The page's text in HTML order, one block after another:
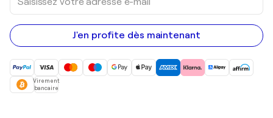
votre
adresse
e-
mail
J'en profite dès maintenant
Virement
bancaire